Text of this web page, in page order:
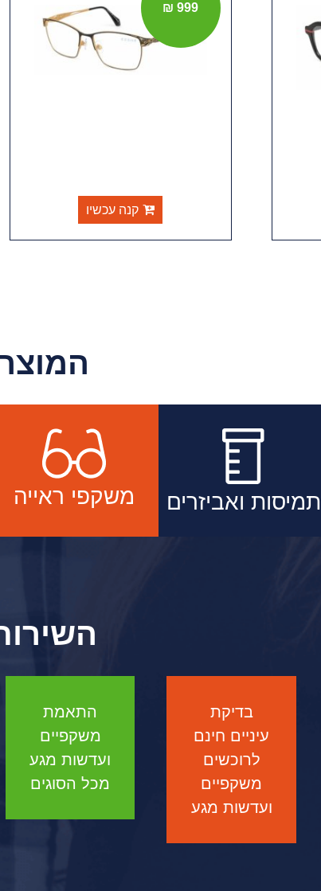
999 ₪
קנה עכשיו
תמיסות ואביזרים משקפי ראייה
בדיקת
עיניים חינם
לרוכשים
משקפיים
ועדשות מגע
התאמת
משקפיים
ועדשות מגע
מכל הסוגים